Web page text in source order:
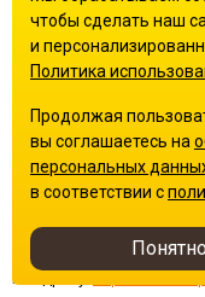
Сайт использует
запоминания
аналитики поведения
улучшения качества
9.2. Регулирование
Политикой
по адресу:
https://
чтобы сделать наш
и
Политика
Продолжая
вы соглашаетесь на
персональных
в соответствии с
Понятно